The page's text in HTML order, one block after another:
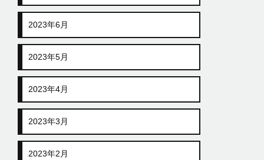
2023年6月
2023年5月
2023年4月
2023年3月
2023年2月